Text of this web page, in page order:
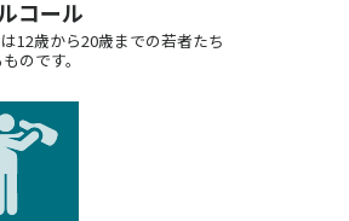
コール
12歳から20歳までの若者たち
のです。